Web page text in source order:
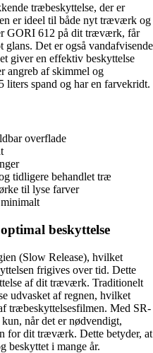
træbeskyttelse, der er
er ideel til både nyt træværk og
GORI 612 på dit træværk, får
Det er også vandafvisende
giver en effektiv beskyttelse
angreb af skimmel og
liters spand og har en farvekridt.
overflade
tidligere behandlet træ
til lyse farver
beskyttelse
(Slow Release), hvilket
frigives over tid. Dette
af dit træværk. Traditionelt
udvasket af regnen, hvilket
træbeskyttelsesfilmen. Med SR-
når det er nødvendigt,
for dit træværk. Dette betyder, at
beskyttet i mange år.